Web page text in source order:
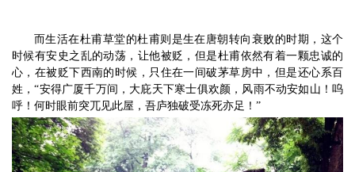
而生活在杜甫草堂的杜甫则是生在唐朝转向衰败的时期，这个
时候有安史之乱的动荡，让他被贬，但是杜甫依然有着一颗忠诚的
心，在被贬下西南的时候，只住在一间破茅草房中，但是还心系百
姓，“安得广厦千万间，大庇天下寒士俱欢颜，风雨不动安如山！呜
呼！何时眼前突兀见此屋，吾庐独破受冻死亦足！”